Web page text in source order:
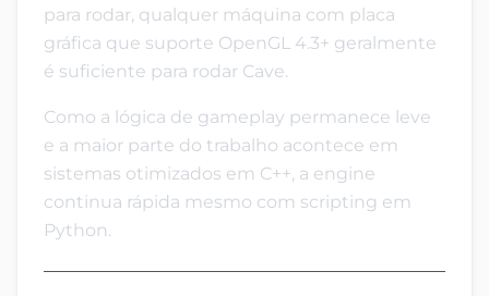
para rodar, qualquer máquina com placa
gráfica que suporte OpenGL 4.3+ geralmente
é suficiente para rodar Cave.
Como a lógica de gameplay permanece leve
e a maior parte do trabalho acontece em
sistemas otimizados em C++, a engine
continua rápida mesmo com scripting em
Python.